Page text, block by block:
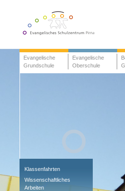
Evangelische
Grundschule
Evangelische
Oberschule
Klassenfahrten
Wissenschaftliches
Arbeiten